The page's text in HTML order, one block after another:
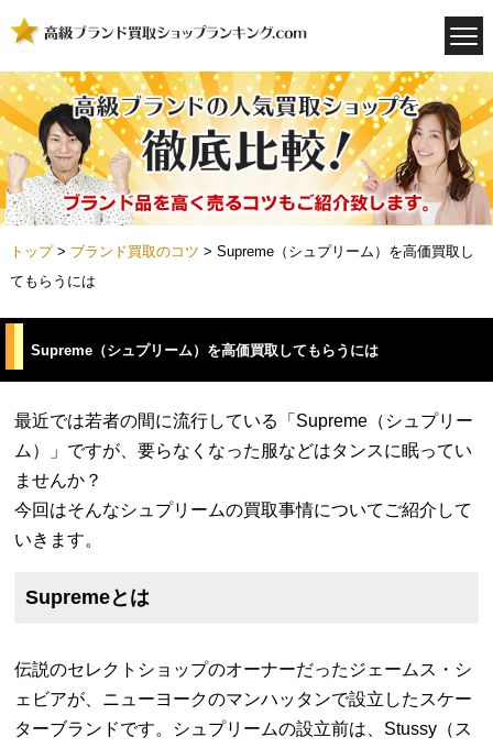
トップ> ブランド買取のコツ > Supreme（シュプリーム）を高価買取し
てもらうには
Supreme（シュプリーム）を高価買取してもらうには
最近では若者の間に流行している「Supreme（シュプリー
ム）」ですが、要らなくなった服などはタンスに眠ってい
ませんか？
今回はそんなシュプリームの買取事情についてご紹介して
いきます。
Supremeとは
伝説のセレクトショップのオーナーだったジェームス・シ
ェビアが、ニューヨークのマンハッタンで設立したスケー
ターブランドです。シュプリームの設立前は、Stussy（ス